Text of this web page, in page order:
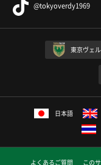
@tokyoverdy1969
東京ヴェ
日本語
よくあるご質問 この